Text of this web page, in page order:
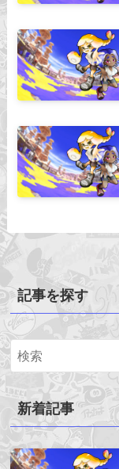
記事を探す
新着記事